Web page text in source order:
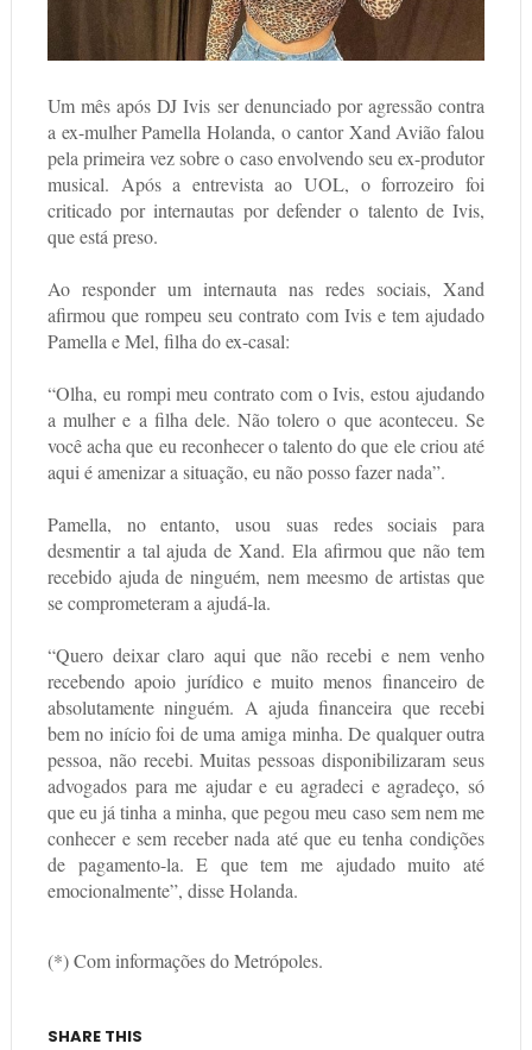
Um mês após DJ Ivis ser denunciado por agressão contra
a ex-mulher Pamella Holanda, o cantor Xand Avião falou
pela primeira vez sobre o caso envolvendo seu ex-produtor
musical. Após a entrevista ao UOL, o forrozeiro foi
criticado por internautas por defender o talento de Ivis,
que está preso.
Ao responder um internauta nas redes sociais, Xand
afirmou que rompeu seu contrato com Ivis e tem ajudado
Pamella e Mel, filha do ex-casal:
“Olha, eu rompi meu contrato com o Ivis, estou ajudando
a mulher e a filha dele. Não tolero o que aconteceu. Se
você acha que eu reconhecer o talento do que ele criou até
aqui é amenizar a situação, eu não posso fazer nada”.
Pamella, no entanto, usou suas redes sociais para
desmentir a tal ajuda de Xand. Ela afirmou que não tem
recebido ajuda de ninguém, nem meesmo de artistas que
se comprometeram a ajudá-la.
“Quero deixar claro aqui que não recebi e nem venho
recebendo apoio jurídico e muito menos financeiro de
absolutamente ninguém. A ajuda financeira que recebi
bem no início foi de uma amiga minha. De qualquer outra
pessoa, não recebi. Muitas pessoas disponibilizaram seus
advogados para me ajudar e eu agradeci e agradeço, só
que eu já tinha a minha, que pegou meu caso sem nem me
conhecer e sem receber nada até que eu tenha condições
de pagamento-la. E que tem me ajudado muito até
emocionalmente”, disse Holanda.
(*) Com informações do Metrópoles.
SHARE THIS